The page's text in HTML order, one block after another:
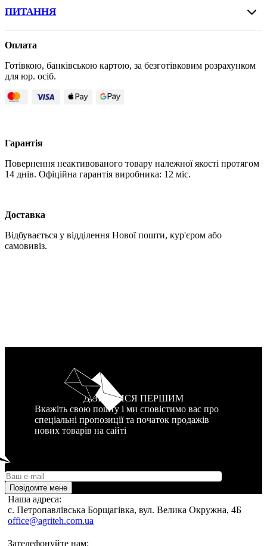
ПИТАННЯ
Оплата
Готівкою, банківською картою, за безготівковим розрахунком
для юр. осіб.
Гарантія
Повернення неактивованого товару належної якості протягом
14 днів. Офіційна гарантія виробника: 12 міс.
Доставка
Відбувається у відділення Нової пошти, кур'єром або
самовивіз.
ДІЗНАТИСЯ ПЕРШИМ
Вкажіть свою пошту і ми сповістимо вас про
спеціальні пропозиції та початок продажів
нових товарів на сайті
Повідомте мене
Наша адреса:
c. Петропавлівська Борщагівка, вул. Велика Окружна, 4Б
office@agriteh.com.ua
Зателефонуйте нам: